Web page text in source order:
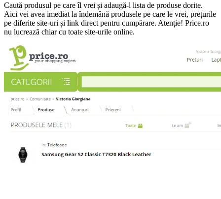
Caută produsul pe care îl vrei și adaugă-l lista de produse dorite.
Aici vei avea imediat la îndemână produsele pe care le vrei, prețurile
pe diferite site-uri și link direct pentru cumpărare. Atenție! Price.ro
nu lucrează chiar cu toate site-urile online.